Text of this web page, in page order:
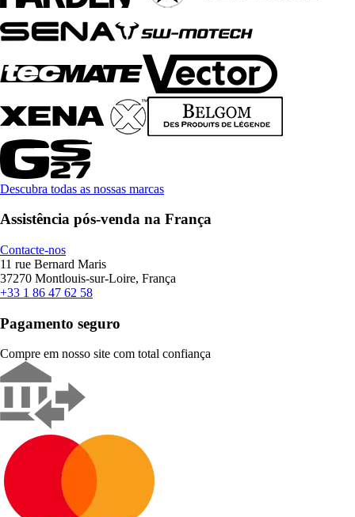
Descubra todas as nossas marcas
Assistência pós-venda na França
Contacte-nos
11 rue Bernard Maris
37270 Montlouis-sur-Loire, França
+33 1 86 47 62 58
Pagamento seguro
Compre em nosso site com total confiança